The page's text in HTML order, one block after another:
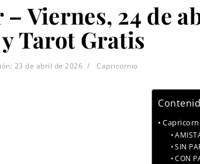
Viernes, 24 de
Tarot Gratis
23 de abril de 2026 Capricornio
SIN
CON